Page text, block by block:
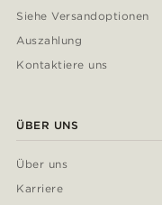
Siehe Versandoptionen
Auszahlung
Kontaktiere uns
ÜBER UNS
Über uns
Karriere